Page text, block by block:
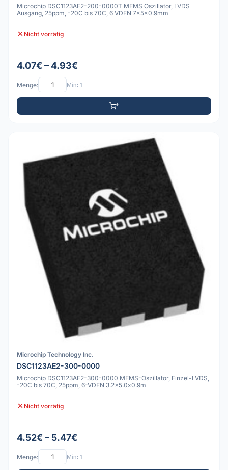
Microchip DSC1123AE2-200-0000T MEMS Oszillator, LVDS
Ausgang, 25ppm, -20C bis 70C, 6 VDFN 7x5x0.9mm
Nicht vorrätig
4.07€ – 4.93€
Menge: Min: 1
Microchip Technology Inc.
DSC1123AE2-300-0000
Microchip DSC1123AE2-300-0000 MEMS-Oszillator, Einzel-LVDS,
-20C bis 70C, 25ppm, 6-VDFN 3.2x5.0x0.9m
Nicht vorrätig
4.52€ – 5.47€
Menge: Min: 1